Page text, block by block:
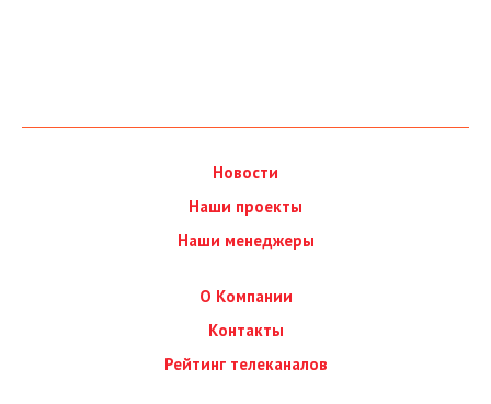
Новости
Наши проекты
Наши менеджеры
О Компании
Контакты
Рейтинг телеканалов